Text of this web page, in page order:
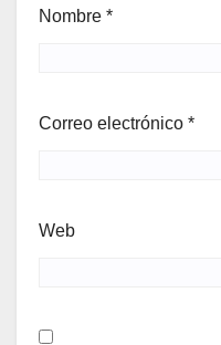
Nombre *
Correo electrónico *
Web